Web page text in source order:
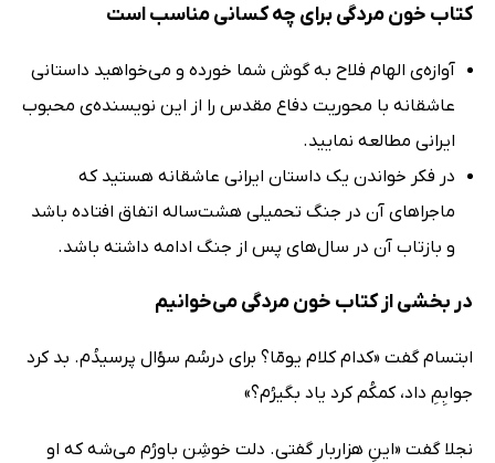
کتاب خون مردگی برای چه کسانی مناسب است
آوازه‌ی الهام فلاح به گوش شما خورده و می‌خواهید داستانی
عاشقانه با محوریت دفاع مقدس را از این نویسنده‌ی محبوب
ایرانی مطالعه نمایید.
در فکر خواندن یک داستان ایرانی عاشقانه هستید که
ماجراهای آن در جنگ تحمیلی هشت‌ساله اتفاق افتاده باشد
و بازتاب آن در سال‌های پس از جنگ ادامه داشته باشد.
در بخشی از کتاب خون مردگی می‌خوانیم
ابتسام گفت «کدام کلام یومّا؟ برای درسُم سؤال پرسیدُم. بد کرد
جوابِمِ داد، کمکُم کرد یاد بگیرُم؟»
نجلا گفت «اینِ هزاربار گفتی. دلت خوشِن باورُم می‌شه که او